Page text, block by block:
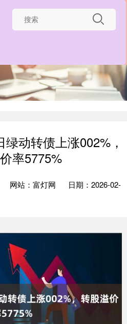
动转债上涨002%，
率5775%
网站：富灯网
日期：2026-02-